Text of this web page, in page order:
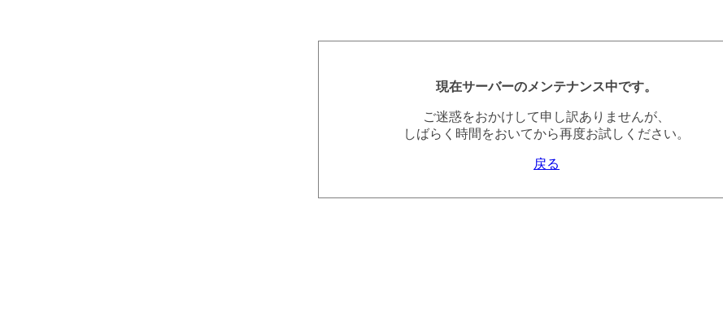
現在サーバーのメンテナンス中です。
ご迷惑をおかけして申し訳ありませんが、
しばらく時間をおいてから再度お試しください。
戻る